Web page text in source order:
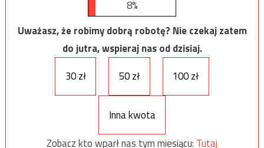
8%
Uważasz, że robimy dobrą robotę? Nie czekaj zatem
do jutra, wspieraj nas od dzisiaj.
30 zł
50 zł 100 zł
Inna kwota
Zobacz kto wparł nas tym miesiącu: Tutaj